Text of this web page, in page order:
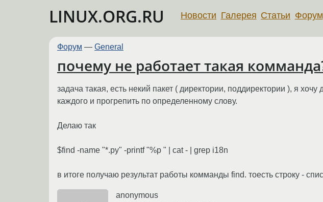
LINUX.ORG.RU Новости Галерея Статьи Форум
Форум — General
почему не работает такая
задача такая, есть некий пакет ( директории, поддиректории ), я
каждого и прогрепить по определенному слову.
Делаю так
$find -name "*.py" -printf "%p " | cat - | grep i18n
в итоге получаю результат работы комманды find. тоесть строку -
anonymous